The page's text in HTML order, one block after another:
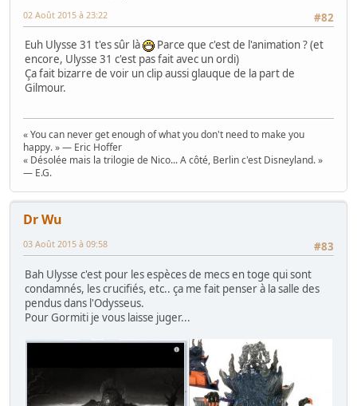
#82
02 Août 2015 à 23:22
Euh Ulysse 31 t'es sûr là
Parce que c'est de l'animation ? (et
encore, Ulysse 31 c'est pas fait avec un ordi)
Ça fait bizarre de voir un clip aussi glauque de la part de
Gilmour.
« You can never get enough of what you don't need to make you
happy. » — Eric Hoffer
« Désolée mais la trilogie de Nico... A côté, Berlin c'est Disneyland. »
— E.G.
Dr Wu
#83
03 Août 2015 à 09:58
Bah Ulysse c'est pour les espèces de mecs en toge qui sont
condamnés, les crucifiés, etc.. ça me fait penser à la salle des
pendus dans l'Odysseus.
Pour Gormiti je vous laisse juger...